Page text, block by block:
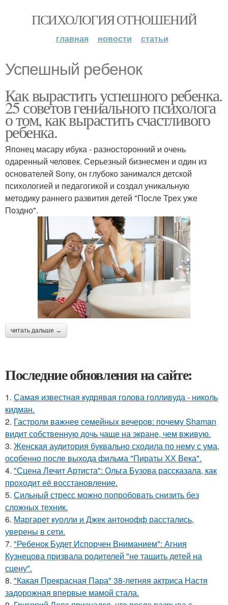
ПСИХОЛОГИЯ ОТНОШЕНИЙ
главная новости статьи
Успешный ребенок
Как вырастить успешного ребенка.
25 советов гениального психолога
о том, как вырастить счастливого
ребенка.
Японец масару ибука - разносторонний и очень
одаренный человек. Серьезный бизнесмен и один из
основателей Sony, он глубоко занимался детской
психологией и педагогикой и создал уникальную
методику раннего развития детей "После Трех уже
Поздно".
читать дальше →
Последние обновления на сайте:
1. Самая известная кудрявая голова голливуда - николь
кидман.
2. Гастроли важнее семейных вечеров: почему Shaman
видит собственную дочь чаще на экране, чем вживую.
3. Женская аудитория буквально сходила по нему с ума,
особенно после выхода фильма "Пираты ХХ Века".
4. "Сцена Лечит Артиста": Ольга Бузова рассказала, как
проходит её восстановление.
5. Сильный стресс можно попробовать снизить без
сложных техник.
6. Маргарет куолли и Джек антонофф расстались,
уверены в сети.
7. "Ребенок Будет Испорчен Вниманием": Агния
Кузнецова призвала родителей "не тащить детей на
сцену".
8. "Какая Прекрасная Пара" 38-летняя актриса Настя
задорожная впервые мамой стала.